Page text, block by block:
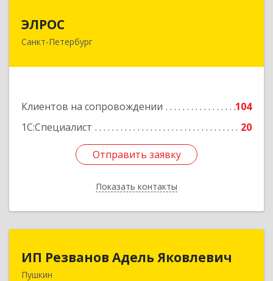
ЭЛРОС
Санкт-Петербург
Клиентов на сопровождении
104
1С:Специалист
20
Отправить заявку
Показать контакты
191024, Санкт-Петербург г, Тележная ул, дом №
Отправить заявку
Назад
ИП Резванов Адель Яковлевич
Пушкин
196602, Санкт-Петербург г, Пушкин г, Красной